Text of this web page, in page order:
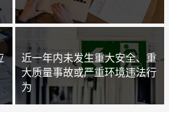
近一年内未发生重大安全、重
大质量事故或严重环境违法行
为